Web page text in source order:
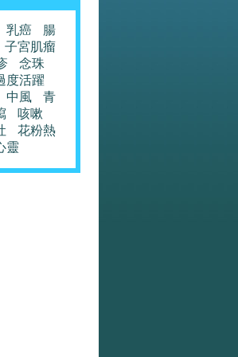
乳癌
腸
子宮肌瘤
念珠
度活躍
中風
青
咳嗽
花粉熱
靈